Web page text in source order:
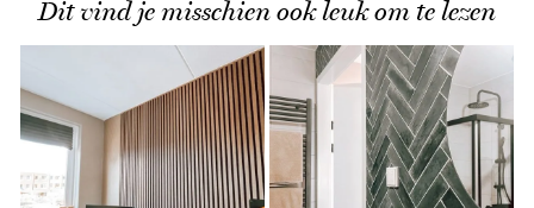
Dit vind je misschien ook leuk om te lezen